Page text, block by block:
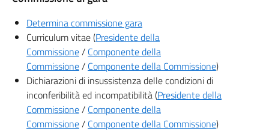
Determina commissione gara
Curriculum vitae (Presidente della
Commissione/ Componente della
Commissione/ Componente della Commissione)
Dichiarazioni di insussistenza delle condizioni di
inconferibilità ed incompatibilità (Presidente della
Commissione/ Componente della
Commissione/ Componente della Commissione)